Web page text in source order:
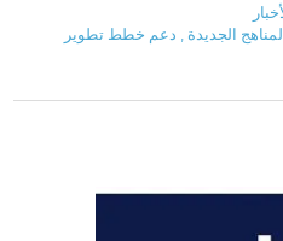
الجديدة
دعم خطط تطوير